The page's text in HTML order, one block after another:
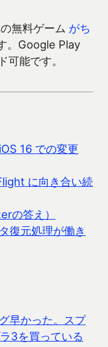
無料ゲーム がち
。Google Play
能です。
16 での変更
に向き合い続
の答え）
復元処理が働き
早かった。スプ
3を買っている